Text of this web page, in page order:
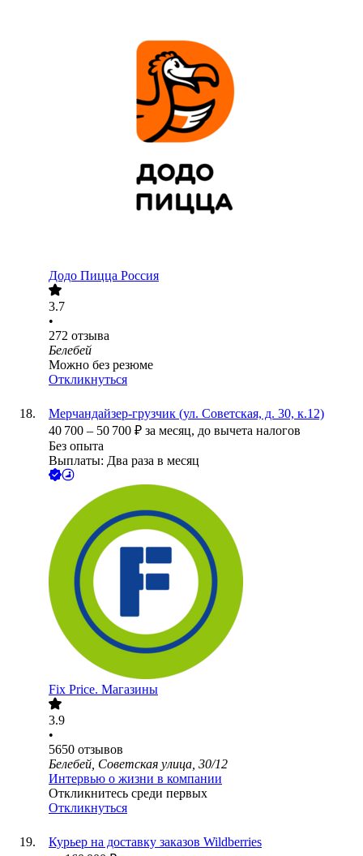
Додо Пицца Россия
3.7
•
272 отзыва
Белебей
Можно без резюме
Откликнуться
Мерчандайзер-грузчик (ул. Советская, д. 30, к.12)
40 700 – 50 700 ₽ за месяц, до вычета налогов
Без опыта
Выплаты: Два раза в месяц
Fix Price. Магазины
3.9
•
5650 отзывов
Белебей, Советская улица, 30/12
Интервью о жизни в компании
Откликнитесь среди первых
Откликнуться
Курьер на доставку заказов Wildberries